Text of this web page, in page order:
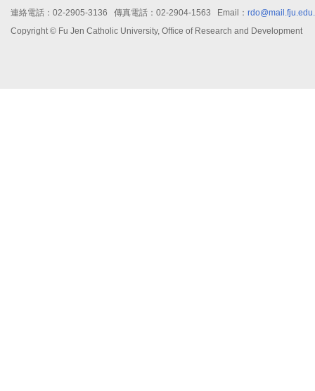
連絡電話：02-2905-3136 傳真電話：02-2904-1563 Email：
Copyright © Fu Jen Catholic University, Office of Research and Development